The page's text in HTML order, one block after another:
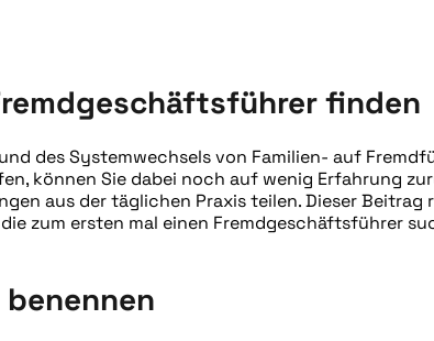
finden
des Systemwechsels von Familien- auf
können Sie dabei noch auf wenig Erfahrung
aus der täglichen Praxis teilen. Dieser
zum ersten mal einen Fremdgeschäftsführer